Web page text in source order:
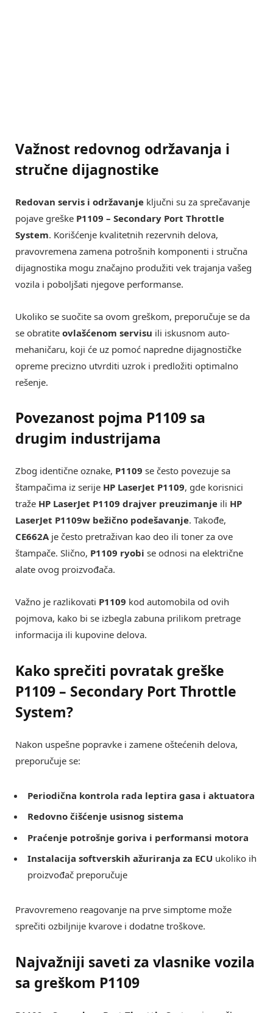
Važnost redovnog održavanja i
stručne dijagnostike
Redovan servis i održavanje ključni su za sprečavanje
pojave greške P1109 – Secondary Port Throttle
System. Korišćenje kvalitetnih rezervnih delova,
pravovremena zamena potrošnih komponenti i stručna
dijagnostika mogu značajno produžiti vek trajanja vašeg
vozila i poboljšati njegove performanse.
Ukoliko se suočite sa ovom greškom, preporučuje se da
se obratite ovlašćenom servisu ili iskusnom auto-
mehaničaru, koji će uz pomoć napredne dijagnostičke
opreme precizno utvrditi uzrok i predložiti optimalno
rešenje.
Povezanost pojma P1109 sa
drugim industrijama
Zbog identične oznake, P1109 se često povezuje sa
štampačima iz serije HP LaserJet P1109, gde korisnici
traže HP LaserJet P1109 drajver preuzimanje ili HP
LaserJet P1109w bežično podešavanje. Takođe,
CE662Aje često pretraživan kao deo ili toner za ove
štampače. Slično, P1109 ryobi se odnosi na električne
alate ovog proizvođača.
Važno je razlikovati P1109 kod automobila od ovih
pojmova, kako bi se izbegla zabuna prilikom pretrage
informacija ili kupovine delova.
Kako sprečiti povratak greške
P1109 – Secondary Port Throttle
System?
Nakon uspešne popravke i zamene oštećenih delova,
preporučuje se:
Periodična kontrola rada leptira gasa i aktuatora
Redovno čišćenje usisnog sistema
Praćenje potrošnje goriva i performansi motora
Instalacija softverskih ažuriranja za ECU ukoliko ih
proizvođač preporučuje
Pravovremeno reagovanje na prve simptome može
sprečiti ozbiljnije kvarove i dodatne troškove.
Najvažniji saveti za vlasnike vozila
sa greškom P1109